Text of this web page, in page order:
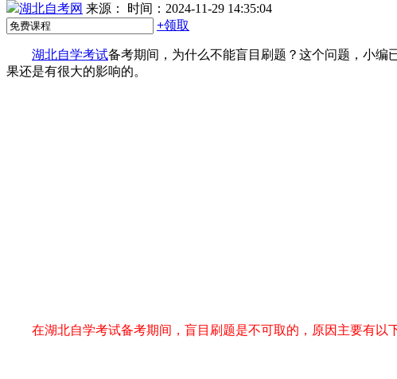
湖北自考网 来源：
时间：2024-11-29 14:35:04
+领取
湖北自学考试备考期间，为什么不能盲目刷题？这个问题，小编
果还是有很大的影响的。
在湖北自学考试备考期间，盲目刷题是不可取的，原因主要有以